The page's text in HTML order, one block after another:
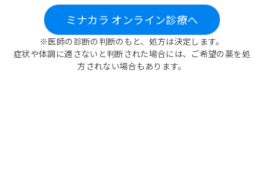
ミナカラ オンライン診療へ
※医師の診断の判断のもと、処方は決定します。
症状や体調に適さないと判断された場合には、ご希望の薬を処
方されない場合もあります。